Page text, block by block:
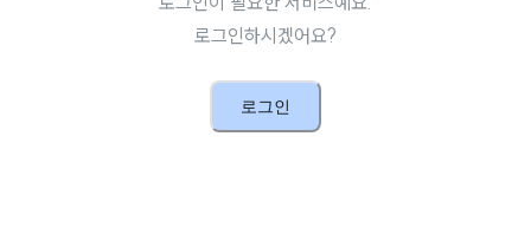
로그인하시겠어요?
로그인